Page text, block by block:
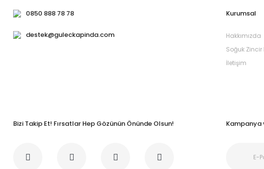
0850 888 78 78
destek@guleckapinda.com
Kurumsal
Hakkımızda
Soğuk
İletişim
Bizi Takip Et! Fırsatlar Hep Gözünün Önünde Olsun! Kampanya